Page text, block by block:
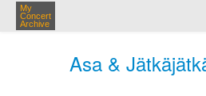
My
Concert
Archive
Asa &